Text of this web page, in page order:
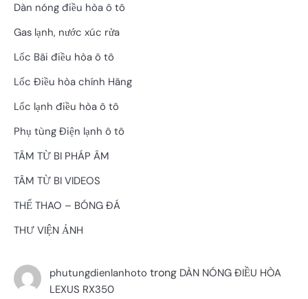
Dàn nóng điều hòa ô tô
Gas lạnh, nước xúc rửa
Lốc Bãi điều hòa ô tô
Lốc Điều hòa chính Hãng
Lốc lạnh điều hòa ô tô
Phụ tùng Điện lạnh ô tô
TÂM TỪ BI PHÁP ÂM
TÂM TỪ BI VIDEOS
THỂ THAO – BÓNG ĐÁ
THƯ VIỆN ẢNH
phutungdienlanhoto trong DÀN NÓNG ĐIỀU HÒA
LEXUS RX350